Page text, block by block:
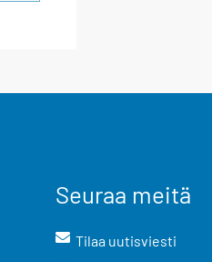
Seuraa meitä
Tilaa uutisviesti